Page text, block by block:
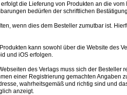
die Lieferung von Produkten an die
bedürfen der schriftlichen
wenn dies dem Besteller zumutbar ist.
kann sowohl über die Website des
und iOS erfolgen.
des Verlags muss sich der Besteller
einer Registrierung gemachten Angaben
wahrheitsgemäß und richtig sind und
anzeigt.